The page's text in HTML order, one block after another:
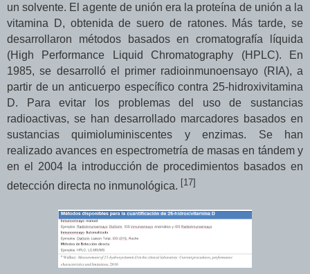
un solvente. El agente de unión era la proteína de unión a la
vitamina D, obtenida de suero de ratones. Más tarde, se
desarrollaron métodos basados en cromatografía líquida
(High Performance Liquid Chromatography (HPLC). En
1985, se desarrolló el primer radioinmunoensayo (RIA), a
partir de un anticuerpo específico contra 25-hidroxivitamina
D. Para evitar los problemas del uso de sustancias
radioactivas, se han desarrollado marcadores basados en
sustancias quimioluminiscentes y enzimas. Se han
realizado avances en espectrometría de masas en tándem y
en el 2004 la introducción de procedimientos basados en
detección directa no inmunológica. [17]